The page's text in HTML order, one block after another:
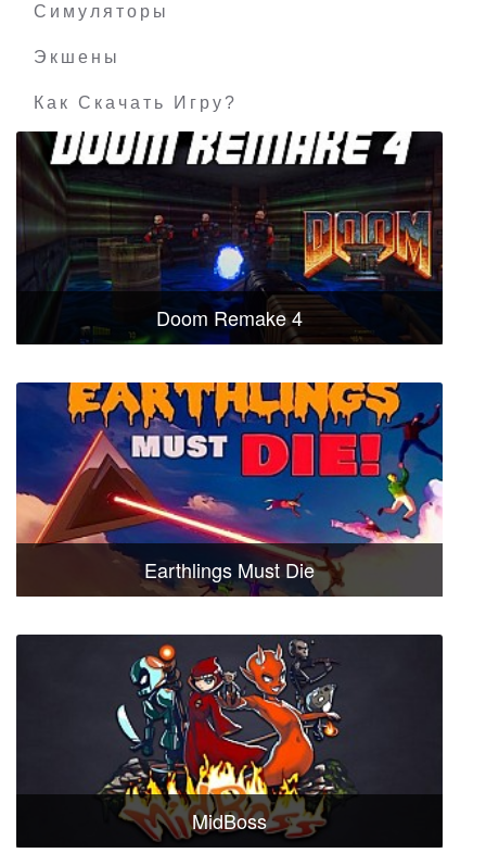
Симуляторы
Экшены
Как Скачать Игру?
Doom Remake 4
Earthlings Must Die
MidBoss